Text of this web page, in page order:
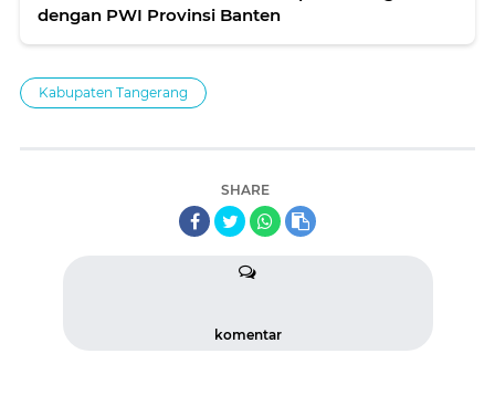
dengan PWI Provinsi Banten
Kabupaten Tangerang
SHARE
komentar